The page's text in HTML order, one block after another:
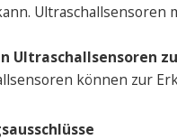
Ultraschallsensoren
können zur